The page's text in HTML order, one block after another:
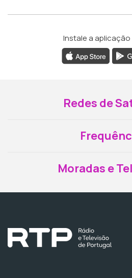
Instale a aplicação
Redes de
Moradas e